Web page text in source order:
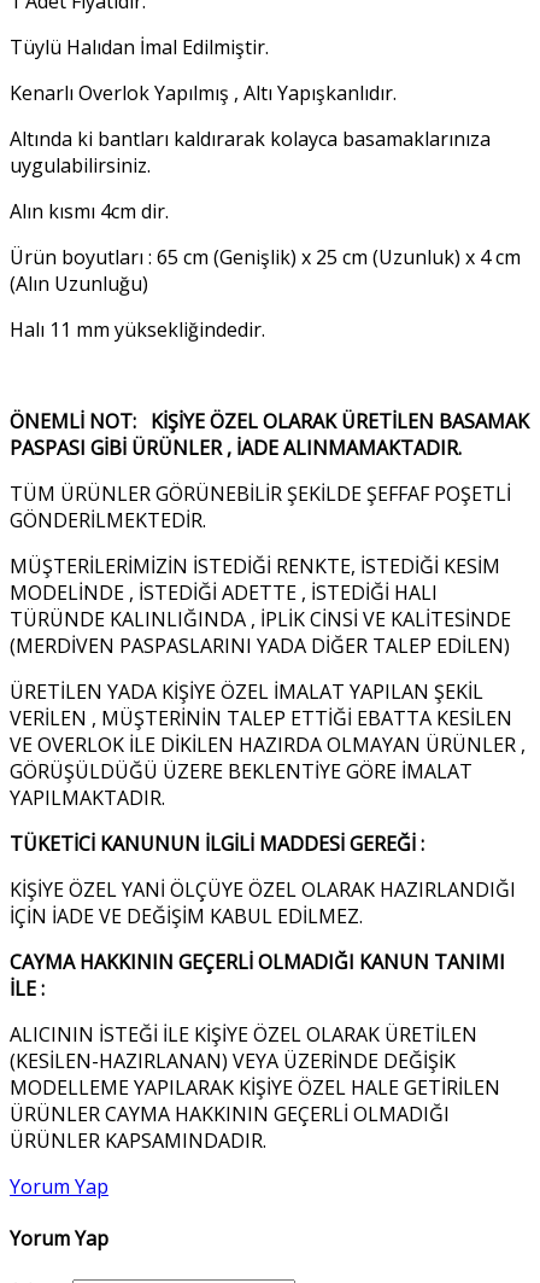
Tüylü Halıdan İmal Edilmiştir.
Kenarlı Overlok Yapılmış , Altı Yapışkanlıdır.
Altında ki bantları kaldırarak kolayca basamaklarınıza
uygulabilirsiniz.
Alın kısmı 4cm dir.
Ürün boyutları : 65 cm (Genişlik) x 25 cm (Uzunluk) x 4 cm
(Alın Uzunluğu)
Halı 11 mm yüksekliğindedir.
ÖNEMLİ NOT: KİŞİYE ÖZEL OLARAK ÜRETİLEN BASAMAK
PASPASI GİBİ ÜRÜNLER , İADE ALINMAMAKTADIR.
TÜM ÜRÜNLER GÖRÜNEBİLİR ŞEKİLDE ŞEFFAF POŞETLİ
GÖNDERİLMEKTEDİR.
MÜŞTERİLERİMİZİN İSTEDİĞİ RENKTE, İSTEDİĞİ KESİM
MODELİNDE , İSTEDİĞİ ADETTE , İSTEDİĞİ HALI
TÜRÜNDE KALINLIĞINDA , İPLİK CİNSİ VE KALİTESİNDE
(MERDİVEN PASPASLARINI YADA DİĞER TALEP EDİLEN)
ÜRETİLEN YADA KİŞİYE ÖZEL İMALAT YAPILAN ŞEKİL
VERİLEN , MÜŞTERİNİN TALEP ETTİĞİ EBATTA KESİLEN
VE OVERLOK İLE DİKİLEN HAZIRDA OLMAYAN ÜRÜNLER ,
GÖRÜŞÜLDÜĞÜ ÜZERE BEKLENTİYE GÖRE İMALAT
YAPILMAKTADIR.
TÜKETİCİ KANUNUN İLGİLİ MADDESİ GEREĞİ :
KİŞİYE ÖZEL YANİ ÖLÇÜYE ÖZEL OLARAK HAZIRLANDIĞI
İÇİN İADE VE DEĞİŞİM KABUL EDİLMEZ.
CAYMA HAKKININ GEÇERLİ OLMADIĞI KANUN TANIMI
İLE :
ALICININ İSTEĞİ İLE KİŞİYE ÖZEL OLARAK ÜRETİLEN
(KESİLEN-HAZIRLANAN) VEYA ÜZERİNDE DEĞİŞİK
MODELLEME YAPILARAK KİŞİYE ÖZEL HALE GETİRİLEN
ÜRÜNLER CAYMA HAKKININ GEÇERLİ OLMADIĞI
ÜRÜNLER KAPSAMINDADIR.
Yorum Yap
Yorum Yap